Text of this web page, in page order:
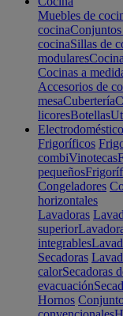
Muebles de
cocinaConjuntos
cocinaSillas de
modulares
Cocinas a
Accesorios de
mesaCubertería
licoresBotellas
Frigoríficos
combiVinotecas
pequeños
Congeladores
horizontales
Lavadoras
superior
integrables
Secadoras
calorSecadoras
evacuación
Hornos